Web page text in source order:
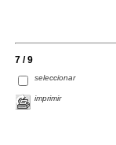
7 / 9
seleccionar
imprimir